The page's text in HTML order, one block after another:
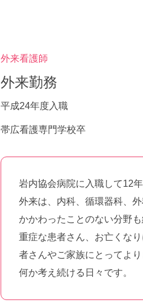
外来看護師
外来勤務
平成24年度入職
帯広看護専門学校卒
岩内協会病院に入職して12
外来は、内科、循環器科、
かかわったことのない分野
重症な患者さん、お亡くな
者さんやご家族にとってよ
何か考え続ける日々です。